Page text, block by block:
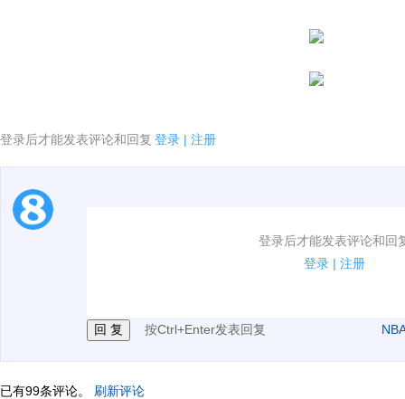
登录后才能发表评论和回复 登录 | 注册
登录后才能发表评论和回
登录 | 注册
1.电脑端新用户可以发表评论了！
按Ctrl+Enter发表回复
已有99条评论。 刷新评论